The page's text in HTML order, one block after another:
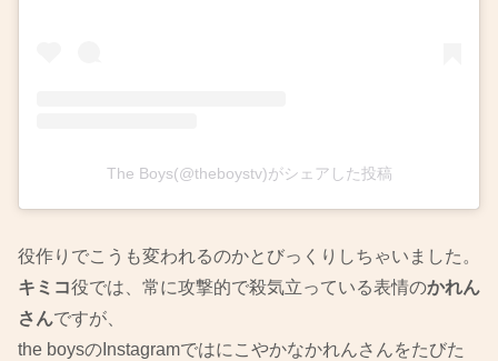
The Boys(@theboystv)がシェアした投稿
役作りでこうも変われるのかとびっくりしちゃいました。
キミコ役では、常に攻撃的で殺気立っている表情のかれん
さんですが、
the boysのInstagramではにこやかなかれんさんをたびた